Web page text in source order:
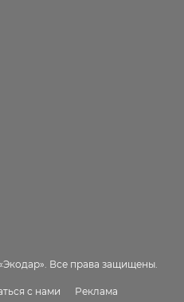
Все права защищены.
с нами Реклама